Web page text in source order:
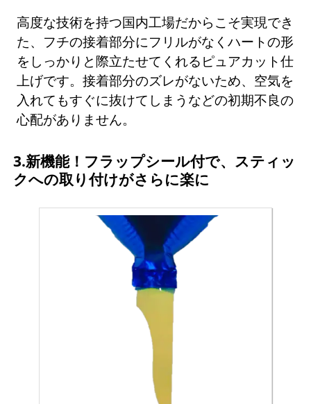
高度な技術を持つ国内工場だからこそ実現でき
た、フチの接着部分にフリルがなくハートの形
をしっかりと際立たせてくれるピュアカット仕
上げです。接着部分のズレがないため、空気を
入れてもすぐに抜けてしまうなどの初期不良の
心配がありません。
3.新機能！フラップシール付で、スティッ
クへの取り付けがさらに楽に